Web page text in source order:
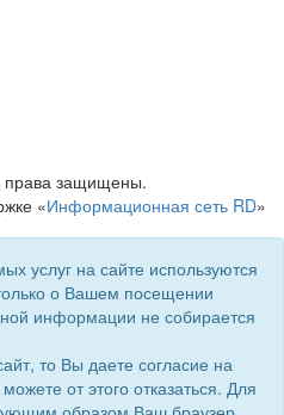
права защищены.
«Информационная сеть RD»
услуг на сайте используются
о Вашем посещении
информации не собирается
то Вы даете согласие на
от этого отказаться. Для